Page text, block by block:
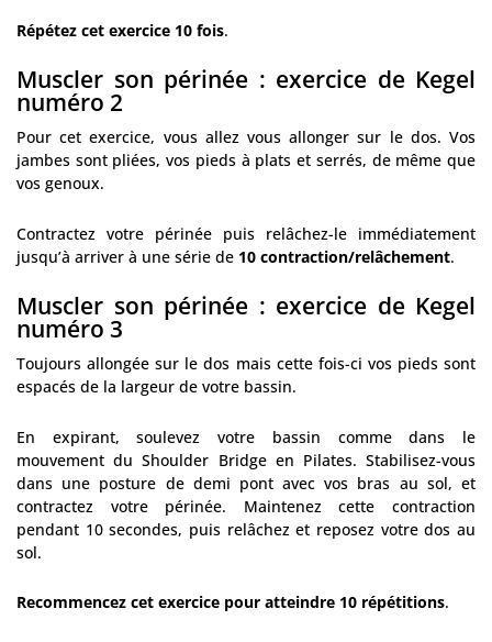
Répétez cet exercice 10 fois.
Muscler son périnée : exercice de Kegel
numéro 2
Pour cet exercice, vous allez vous allonger sur le dos. Vos
jambes sont pliées, vos pieds à plats et serrés, de même que
vos genoux.
Contractez votre périnée puis relâchez-le immédiatement
jusqu’à arriver à une série de 10 contraction/relâchement.
Muscler son périnée : exercice de Kegel
numéro 3
Toujours allongée sur le dos mais cette fois-ci vos pieds sont
espacés de la largeur de votre bassin.
En expirant, soulevez votre bassin comme dans le
mouvement du Shoulder Bridge en Pilates. Stabilisez-vous
dans une posture de demi pont avec vos bras au sol, et
contractez votre périnée. Maintenez cette contraction
pendant 10 secondes, puis relâchez et reposez votre dos au
sol.
Recommencez cet exercice pour atteindre 10 répétitions.